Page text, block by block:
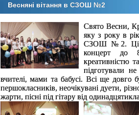
Весняні вітання в СЗОШ №2
Свято Весни,
яку з року в
СЗОШ №2. Цієї
концерт до 8
креативністю
підготували
вчителі, мами та бабусі. Всі ще довго
першокласників, неочікувані дуети,
жарти, пісні під гітару від